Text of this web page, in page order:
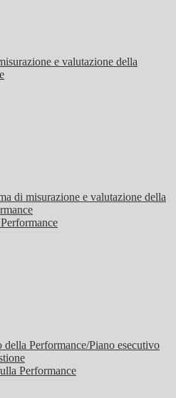
e valutazione della
di misurazione e valutazione della
della Performance/Piano esecutivo
Performance